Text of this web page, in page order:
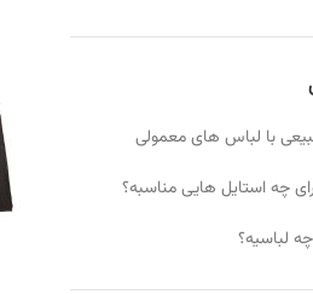
با لباس های معمولی
چه استایل هایی مناسبه؟
لباسیه؟